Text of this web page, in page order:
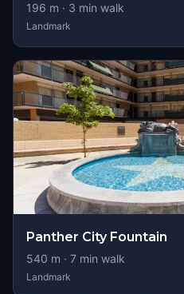
196 m · 3 min walk
Landmark
Panther City Fountain
540 m · 7 min walk
Landmark